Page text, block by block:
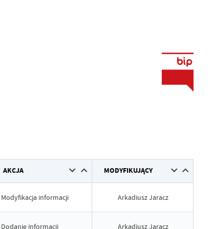
AKCJA MODYFIKUJĄCY
Modyfikacja informacji Arkadiusz Jaracz
Dodanie informacji Arkadiusz Jaracz